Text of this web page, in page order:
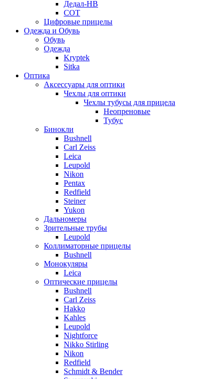
Дедал-НВ
СОТ
Цифровые прицелы
Одежда и Обувь
Обувь
Одежда
Kryptek
Sitka
Оптика
Аксессуары для оптики
Чехлы для оптики
Чехлы тубусы для прицела
Неопреновые
Тубус
Бинокли
Bushnell
Carl Zeiss
Leica
Leupold
Nikon
Pentax
Redfield
Steiner
Yukon
Дальномеры
Зрительные трубы
Leupold
Коллиматорные прицелы
Bushnell
Монокуляры
Leica
Оптические прицелы
Bushnell
Carl Zeiss
Hakko
Kahles
Leupold
Nightforce
Nikko Stirling
Nikon
Redfield
Schmidt & Bender